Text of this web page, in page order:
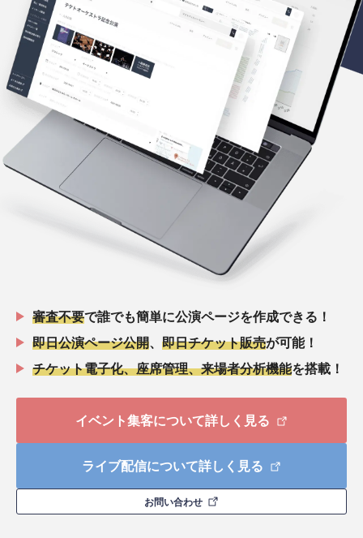
審査不要で誰でも簡単に公演ページを作成できる！
即日公演ページ公開
即日チケット販売が可能！
チケット電子化、座席管理、来場者分析機能を搭載！
イベント集客について詳しく見る
ライブ配信について詳しく見る
お問い合わせ